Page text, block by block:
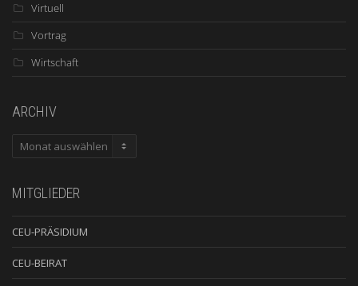
Virtuell
Vortrag
Wirtschaft
ARCHIV
ARCHIV
MITGLIEDER
CEU-PRÄSIDIUM
CEU-BEIRAT